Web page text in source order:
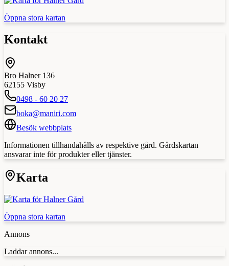
Öppna stora kartan
Kontakt
Bro Halner 136
62155 Visby
0498 - 60 20 27
boka@maniri.com
Besök webbplats
Informationen tillhandahålls av respektive gård. Gårdskartan
ansvarar inte för produkter eller tjänster.
Karta
Öppna stora kartan
Annons
Laddar annons...